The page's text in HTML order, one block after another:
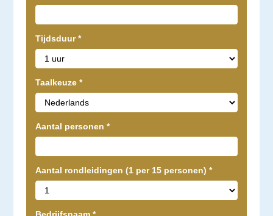
Tijdsduur*
Taalkeuze *
Aantal personen *
Aantal rondleidingen (1 per 15 personen) *
Bedrijfsnaam *